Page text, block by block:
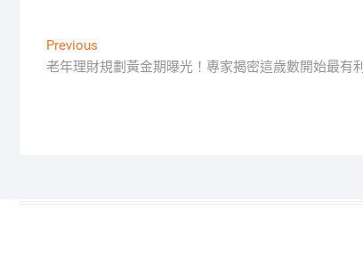
文
章
Previous
post:
老年理財規劃黃金期曝光！專家揭密這歲數開始最有利